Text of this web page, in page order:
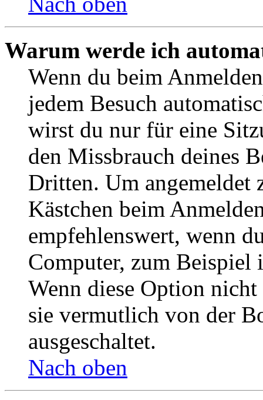
Warum werde ich
Wenn du beim
jedem Besuch
wirst du nur für eine
den Missbrauch deines
Dritten. Um angemeldet
Kästchen beim
empfehlenswert, wenn
Computer, zum Beispiel
Wenn diese Option
sie vermutlich von der
ausgeschaltet.
Nach oben